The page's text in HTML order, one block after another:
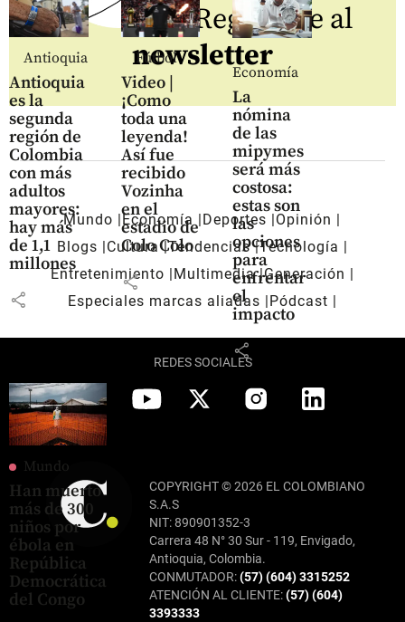
Antioquia
Antioquia
es la
segunda
región de
Colombia
con más
adultos
mayores:
hay más
de 1,1
millones
share
Fútbol
Video |
¡Como
toda una
leyenda!
Así fue
recibido
Vozinha
en el
estadio de
Colo Colo
share
Economía
La
nómina
de las
mipymes
será más
costosa:
estas son
las
opciones
para
enfrentar
el
impacto
share
Mundo
Han muerto
más de 300
niños por
ébola en
República
Democrática
del Congo
Regístrate al
newsletter
Mundo Economía Deportes
Opinión
Blogs
Cultura Tendencias Tecnología
Entretenimiento
Multimedia Generación
Especiales marcas aliadas
Pódcast
REDES SOCIALES
COPYRIGHT © 2026 EL COLOMBIANO
S.A.S
NIT: 890901352-3
Carrera 48 N° 30 Sur - 119, Envigado,
Antioquia, Colombia.
CONMUTADOR:(57) (604) 3315252
ATENCIÓN AL CLIENTE:(57) (604)
3393333